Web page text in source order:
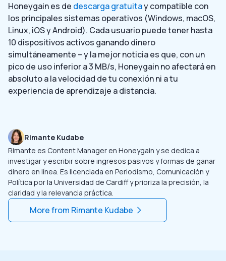
Honeygain es de descarga gratuitay compatible con
los principales sistemas operativos (Windows, macOS,
Linux, iOS y Android). Cada usuario puede tener hasta
10 dispositivos activos ganando dinero
simultáneamente – y la mejor noticia es que, con un
pico de uso inferior a 3 MB/s, Honeygain no afectará en
absoluto a la velocidad de tu conexión ni a tu
experiencia de aprendizaje a distancia.
Rimante Kudabe
Rimante es Content Manager en Honeygain y se dedica a
investigar y escribir sobre ingresos pasivos y formas de ganar
dinero en línea. Es licenciada en Periodismo, Comunicación y
Política por la Universidad de Cardiff y prioriza la precisión, la
claridad y la relevancia práctica.
More from Rimante Kudabe